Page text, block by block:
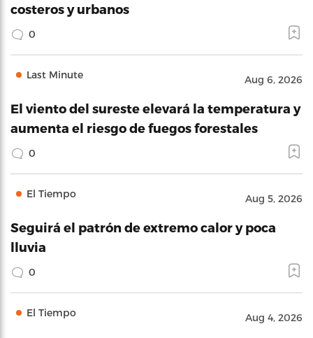
costeros y urbanos
0
Last Minute Aug 6, 2026
El viento del sureste elevará la temperatura y
aumenta el riesgo de fuegos forestales
0
El Tiempo Aug 5, 2026
Seguirá el patrón de extremo calor y poca
lluvia
0
El Tiempo Aug 4, 2026